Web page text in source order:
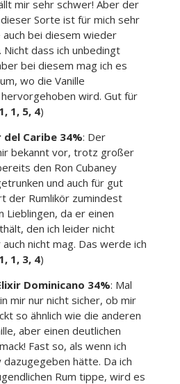
mir sehr schwer! Aber der
Sorte ist für mich sehr
auch bei diesem wieder
Nicht dass ich unbedingt
bei diesem mag ich es
wo die Vanille
wird. Gut für
1, 1, 5, 4)
del Caribe 34%: Der
bekannt vor, trotz großer
den Ron Cubaney
und auch für gut
der Rumlikör zumindest
Lieblingen, da er einen
den ich leider nicht
nicht mag. Das werde ich
1, 1, 3, 4)
Dominicano 34%: Mal
mir nur nicht sicher, ob mir
so ähnlich wie die anderen
aber einen deutlichen
Fast so, als wenn ich
dazugegeben hätte. Da ich
Rum tippe, wird es